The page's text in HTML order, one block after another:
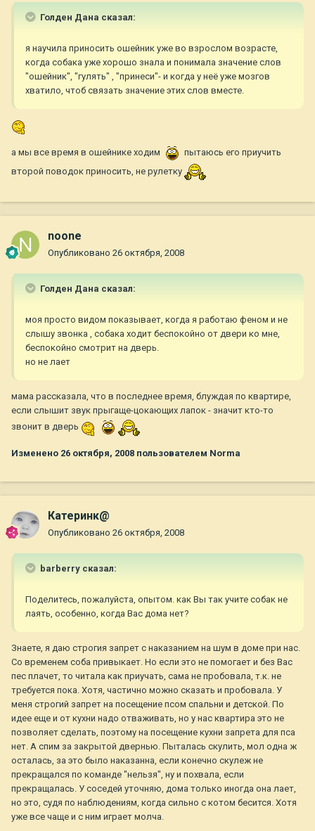
Голден Дана сказал:
я научила приносить ошейник уже во взрослом возрасте,
когда собака уже хорошо знала и понимала значение слов
"ошейник", "гулять" , "принеси"- и когда у неё уже мозгов
хватило, чтоб связать значение этих слов вместе.
а мы все время в ошейнике ходим
пытаюсь его приучить
второй поводок приносить, не рулетку
noone
Опубликовано 26 октября, 2008
Голден Дана сказал:
моя просто видом показывает, когда я работаю феном и не
слышу звонка , собака ходит беспокойно от двери ко мне,
беспокойно смотрит на дверь.
но не лает
мама рассказала, что в последнее время, блуждая по квартире,
если слышит звук прыгаще-цокающих лапок - значит кто-то
звонит в дверь
Изменено 26 октября, 2008 пользователем Norma
Катеринк@
Опубликовано 26 октября, 2008
barberry сказал:
Поделитесь, пожалуйста, опытом. как Вы так учите собак не
лаять, особенно, когда Вас дома нет?
Знаете, я даю строгия запрет с наказанием на шум в доме при нас.
Со временем соба привыкает. Но если это не помогает и без Вас
пес плачет, то читала как приучать, сама не пробовала, т.к. не
требуется пока. Хотя, частично можно сказать и пробовала. У
меня строгий запрет на посещение псом спальни и детской. По
идее еще и от кухни надо отваживать, но у нас квартира это не
позволяет сделать, поэтому на посещение кухни запрета для пса
нет. А спим за закрытой двернью. Пыталась скулить, мол одна ж
осталась, за это было наказанна, если конечно скулеж не
прекращался по команде "нельзя", ну и похвала, если
прекращалась. У соседей уточняю, дома только иногда она лает,
но это, судя по наблюдениям, когда сильно с котом бесится. Хотя
уже все чаще и с ним играет молча.